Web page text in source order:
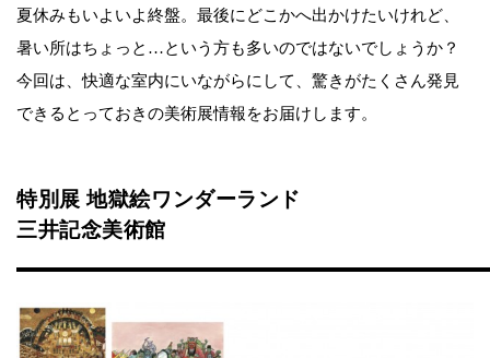
夏休みもいよいよ終盤。最後にどこかへ出かけたいけれど、
暑い所はちょっと…という方も多いのではないでしょうか？
今回は、快適な室内にいながらにして、驚きがたくさん発見
できるとっておきの美術展情報をお届けします。
特別展 地獄絵ワンダーランド
三井記念美術館